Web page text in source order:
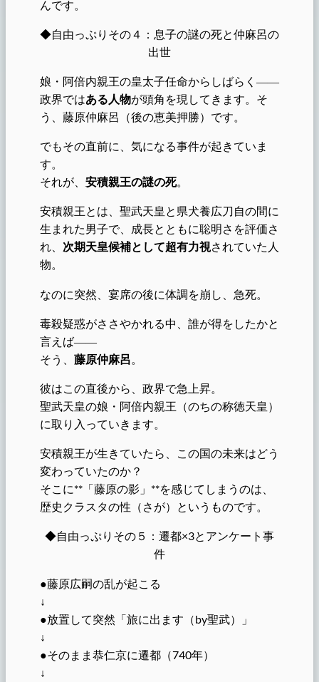
んです。
◆自由っぷりその４：息子の謎の死と仲麻呂の
出世
娘・阿倍内親王の皇太子任命からしばらく――
政界ではある人物が頭角を現してきます。そ
う、藤原仲麻呂（後の恵美押勝）です。
でもその直前に、気になる事件が起きていま
す。
それが、 安積親王の謎の死。
安積親王とは、聖武天皇と県犬養広刀自の間に
生まれた男子で、成長とともに聡明さを評価さ
れ、 次期天皇候補として超有力視されていた人
物。
なのに突然、宴席の後に体調を崩し、急死。
毒殺疑惑がささやかれる中、誰が得をしたかと
言えば――
そう、 藤原仲麻呂
彼はこの直後から、政界で急上昇。
聖武天皇の娘・阿倍内親王（のちの称徳天皇）
に取り入っていきます。
安積親王が生きていたら、この国の未来はどう
変わっていたのか？
そこに**「藤原の影」**を感じてしまうのは、
歴史クラスタの性（さが）というものです。
◆自由っぷりその５：遷都×3とアンケート事
件
●藤原広嗣の乱が起こる
↓
●放置して突然「旅に出ます（by聖武）」
↓
●そのまま恭仁京に遷都（740年）
↓